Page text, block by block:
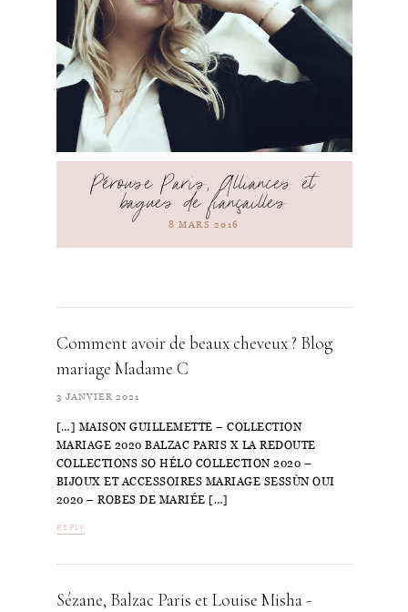
Pérouse Paris, Alliances et
bagues de fiançailles
8 MARS 2016
Comment avoir de beaux cheveux ? Blog
mariage Madame C
3 JANVIER 2021
[…] MAISON GUILLEMETTE – COLLECTION
MARIAGE 2020 BALZAC PARIS X LA REDOUTE
COLLECTIONS SO HÉLO COLLECTION 2020 –
BIJOUX ET ACCESSOIRES MARIAGE SESSÙN OUI
2020 – ROBES DE MARIÉE […]
REPLY
Sézane, Balzac Paris et Louise Misha -